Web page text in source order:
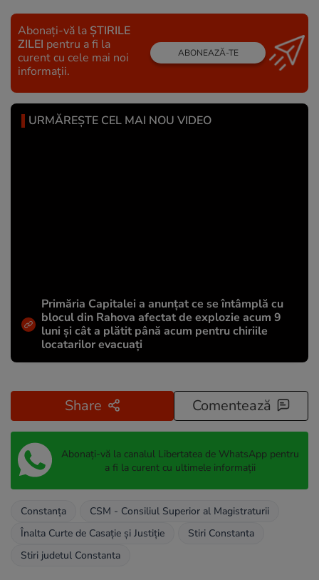
Abonați-vă la ȘTIRILE
ZILEI pentru a fi la
curent cu cele mai noi
informații.
ABONEAZĂ-TE
URMĂREȘTE CEL MAI NOU VIDEO
Primăria Capitalei a anunțat ce se întâmplă cu
blocul din Rahova afectat de explozie acum 9
luni și cât a plătit până acum pentru chiriile
locatarilor evacuați
Share Comentează
Abonați-vă la canalul Libertatea de WhatsApp pentru
a fi la curent cu ultimele informații
Constanța
CSM - Consiliul Superior al Magistraturii
Înalta Curte de Casaţie şi Justiţie
Stiri Constanta
Stiri judetul Constanta